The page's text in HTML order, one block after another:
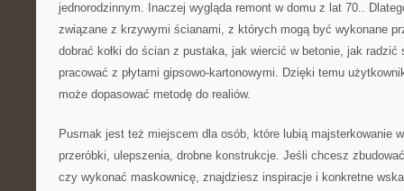
jednorodzinnym. Inaczej wygląda remont w domu z lat 70..
związane z krzywymi ścianami, z których mogą być wykonane
dobrać kołki do ścian z pustaka, jak wiercić w betonie, jak radzić
pracować z płytami gipsowo-kartonowymi. Dzięki temu
może dopasować metodę do realiów.
Pusmak jest też miejscem dla osób, które lubią majsterkowanie
przeróbki, ulepszenia, drobne konstrukcje. Jeśli chcesz
czy wykonać maskownicę, znajdziesz inspiracje i konkretne